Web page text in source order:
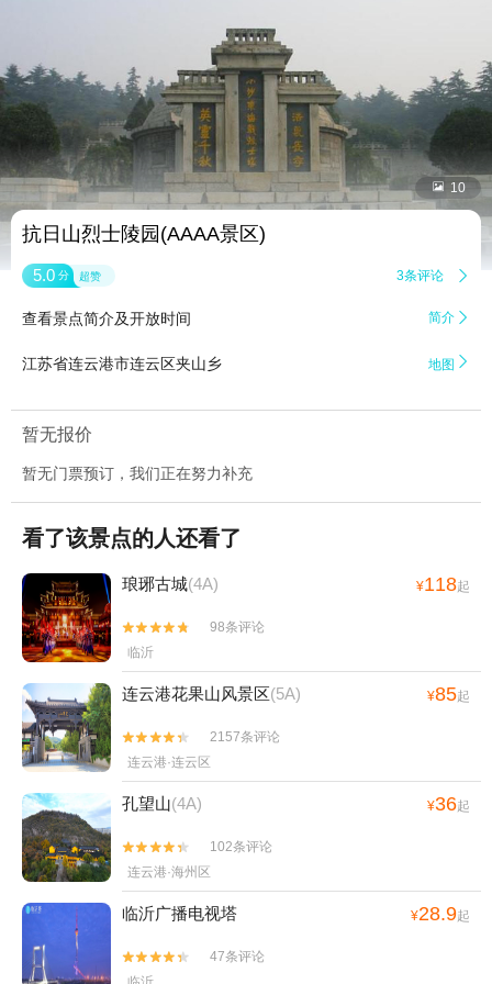
 10
抗日山烈士陵园(AAAA景区)
5.0 分 超赞 3条评论 
查看景点简介及开放时间 简介 
江苏省连云港市连云区夹山乡 地图 
暂无报价
暂无门票预订，我们正在努力补充
看了该景点的人还看了
琅琊古城(4A) ¥118起


98条评论
临沂
连云港花果山风景区(5A) ¥85起


2157条评论
连云港·连云区
孔望山(4A) ¥36起


102条评论
连云港·海州区
临沂广播电视塔 ¥28.9起


47条评论